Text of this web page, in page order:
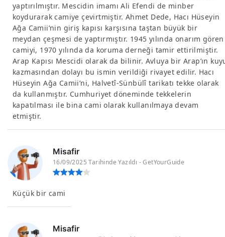
yaptırılmıştır. Mescidin imamı Ali Efendi de minber
koydurarak camiye çevirtmiştir. Ahmet Dede, Hacı Hüseyin
Ağa Camii’nin giriş kapısı karşısına taştan büyük bir
meydan çeşmesi de yaptırmıştır. 1945 yılında onarım gören
camiyi, 1970 yılında da koruma derneği tamir ettirilmiştir.
Arap Kapısı Mescidi olarak da bilinir. Avluya bir Arap’ın
kazmasından dolayı bu ismin verildiği rivayet edilir. Hacı
Hüseyin Ağa Camii’ni, Halvetî-Sünbülî tarikatı tekke olarak
da kullanmıştır. Cumhuriyet döneminde tekkelerin
kapatılması ile bina cami olarak kullanılmaya devam
etmiştir.
Misafir
16/09/2025 Tarihinde Yazıldı - GetYourGuide
Küçük bir cami
Misafir